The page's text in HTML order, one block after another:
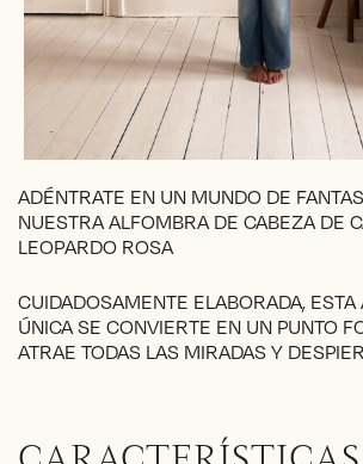
ADÉNTRATE EN UN MUNDO DE
NUESTRA ALFOMBRA DE CABEZA DE
LEOPARDO ROSA
CUIDADOSAMENTE ELABORADA,
ÚNICA SE CONVIERTE EN UN PUNTO
ATRAE TODAS LAS MIRADAS Y